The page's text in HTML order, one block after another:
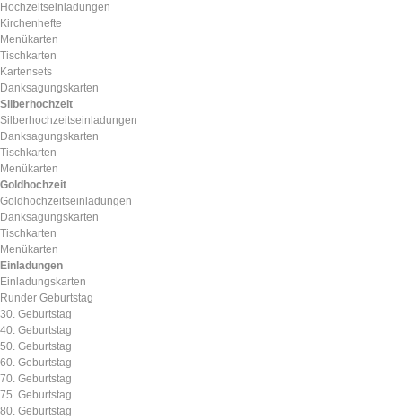
Hochzeitseinladungen
Kirchenhefte
Menükarten
Tischkarten
Kartensets
Danksagungskarten
Silberhochzeit
Silberhochzeitseinladungen
Danksagungskarten
Tischkarten
Menükarten
Goldhochzeit
Goldhochzeitseinladungen
Danksagungskarten
Tischkarten
Menükarten
Einladungen
Einladungskarten
Runder Geburtstag
30. Geburtstag
40. Geburtstag
50. Geburtstag
60. Geburtstag
70. Geburtstag
75. Geburtstag
80. Geburtstag